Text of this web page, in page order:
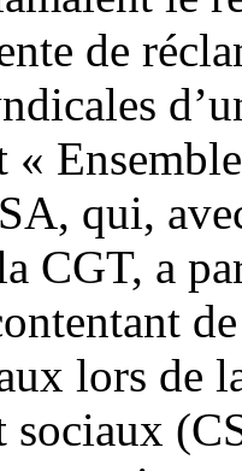
de
«
qui,
CGT, a
lors de
sociaux